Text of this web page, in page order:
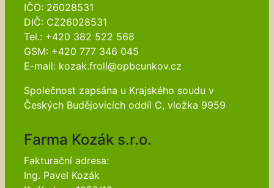
IČO: 26028531
DIČ: CZ26028531
Tel.: +420 382 522 568
GSM: +420 777 346 045
E-mail: kozak.froll@opbcunkov.cz
Společnost zapsána u Krajského soudu v
Českých Budějovicích oddíl C, vložka 9959
Farma Kozák s.r.o.
Fakturační adresa:
Ing. Pavel Kozák